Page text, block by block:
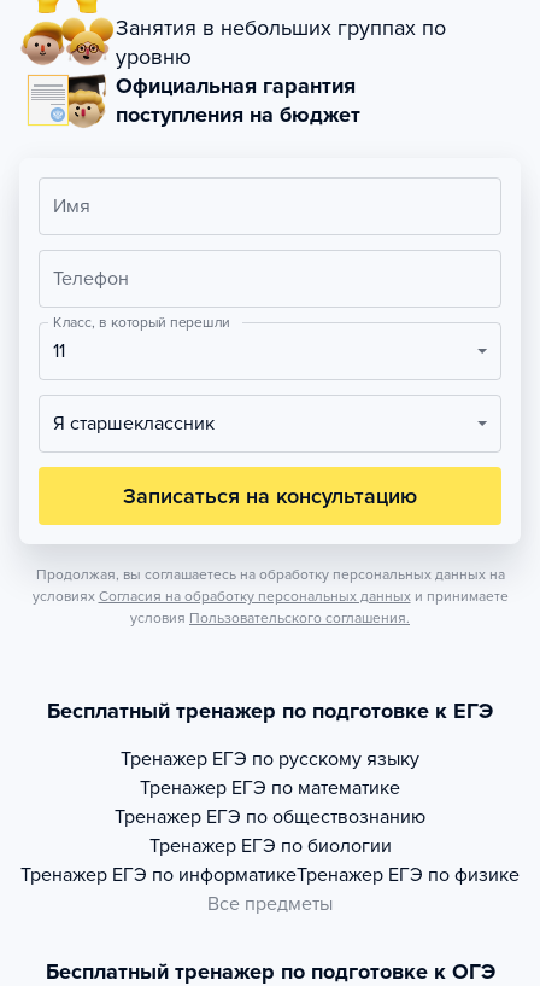
Занятия в небольших группах по
уровню
Официальная гарантия
поступления на бюджет
Имя
Телефон
Класс, в который перешли
11
Я старшеклассник
Записаться на консультацию
Продолжая, вы соглашаетесь на обработку персональных данных на
условиях Согласия на обработку персональных данных и принимаете
условия Пользовательского соглашения.
Бесплатный тренажер по подготовке к ЕГЭ
Тренажер ЕГЭ по русскому языку
Тренажер ЕГЭ по математике
Тренажер ЕГЭ по обществознанию
Тренажер ЕГЭ по биологии
Тренажер ЕГЭ по информатикеТренажер ЕГЭ по физике
Все предметы
Бесплатный тренажер по подготовке к ОГЭ